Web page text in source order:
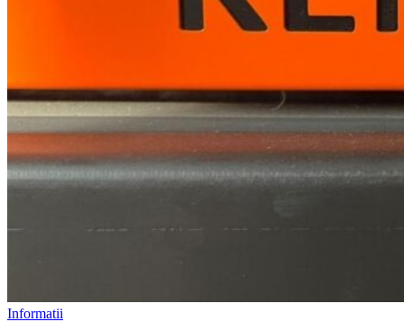
Informatii